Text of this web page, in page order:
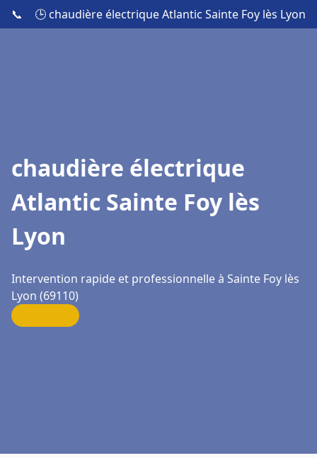
📞 🕒 chaudière électrique Atlantic Sainte Foy lès Lyon
chaudière électrique
Atlantic Sainte Foy lès
Lyon
Intervention rapide et professionnelle à Sainte Foy lès
Lyon (69110)